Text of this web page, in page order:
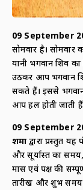
09 September
सोमवार है। सोमवार
यानी भगवान शिव
उठकर आप भगवान
सकते हैं। इससे
आप हल होती जाती
09 September
शर्मा द्वारा प्रस्तुत
और सूर्यास्त का समय,
मास एवं पक्ष की
तारीख और शुभ समय